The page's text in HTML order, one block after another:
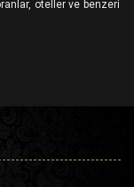
oteller ve benzeri